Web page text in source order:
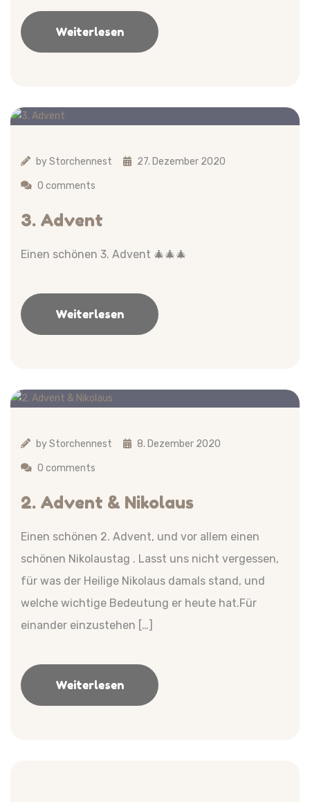
Weiterlesen
byStorchennest 27. Dezember 2020
0 comments
3. Advent
Einen schönen 3. Advent 🎄🎄🎄
Weiterlesen
byStorchennest 8. Dezember 2020
0 comments
2. Advent & Nikolaus
Einen schönen 2. Advent, und vor allem einen
schönen Nikolaustag . Lasst uns nicht vergessen,
für was der Heilige Nikolaus damals stand, und
welche wichtige Bedeutung er heute hat.Für
einander einzustehen […]
Weiterlesen